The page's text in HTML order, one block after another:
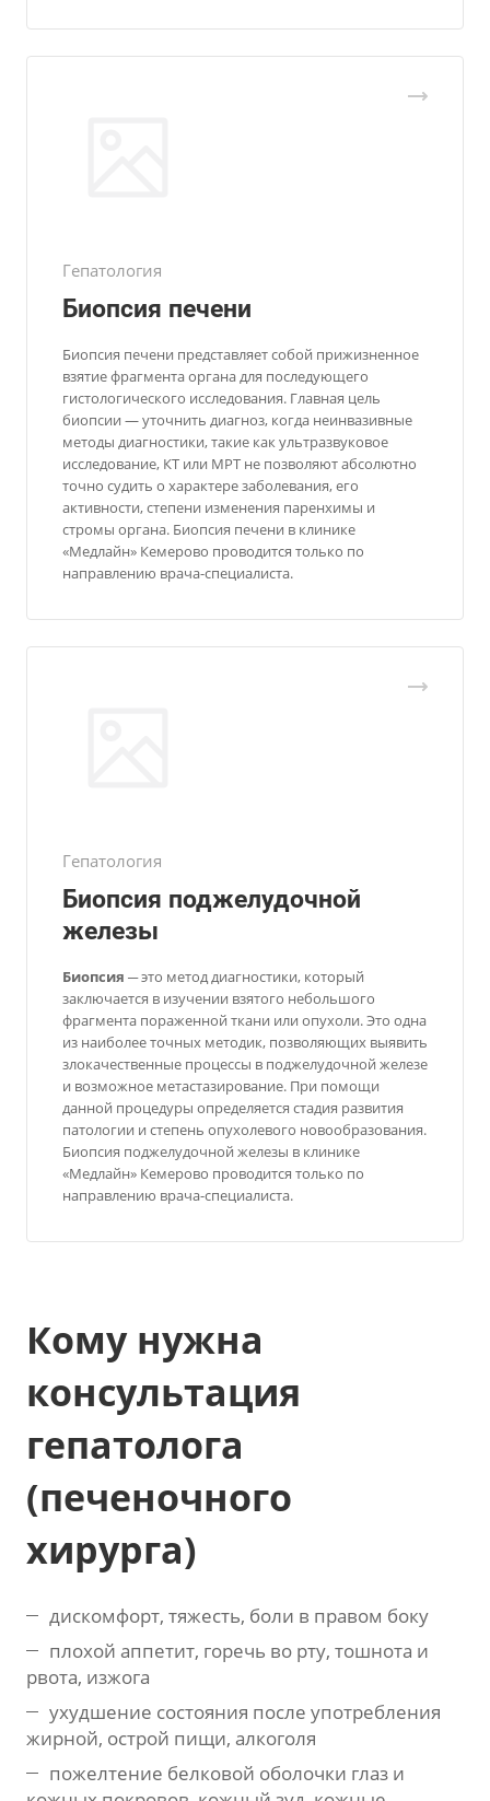
Гепатология
Биопсия печени
Биопсия печени представляет собой прижизненное
взятие фрагмента органа для последующего
гистологического исследования. Главная цель
биопсии — уточнить диагноз, когда неинвазивные
методы диагностики, такие как ультразвуковое
исследование, КТ или МРТ не позволяют абсолютно
точно судить о характере заболевания, его
активности, степени изменения паренхимы и
стромы органа. Биопсия печени в клинике
«Медлайн» Кемерово проводится только по
направлению врача-специалиста.
Гепатология
Биопсия поджелудочной
железы
Биопсия ─ это метод диагностики, который
заключается в изучении взятого небольшого
фрагмента пораженной ткани или опухоли. Это одна
из наиболее точных методик, позволяющих выявить
злокачественные процессы в поджелудочной железе
и возможное метастазирование. При помощи
данной процедуры определяется стадия развития
патологии и степень опухолевого новообразования.
Биопсия поджелудочной железы в клинике
«Медлайн» Кемерово проводится только по
направлению врача-специалиста.
Кому нужна
консультация
гепатолога
(печеночного
хирурга)
дискомфорт, тяжесть, боли в правом боку
плохой аппетит, горечь во рту, тошнота и
рвота, изжога
ухудшение состояния после употребления
жирной, острой пищи, алкоголя
пожелтение белковой оболочки глаз и